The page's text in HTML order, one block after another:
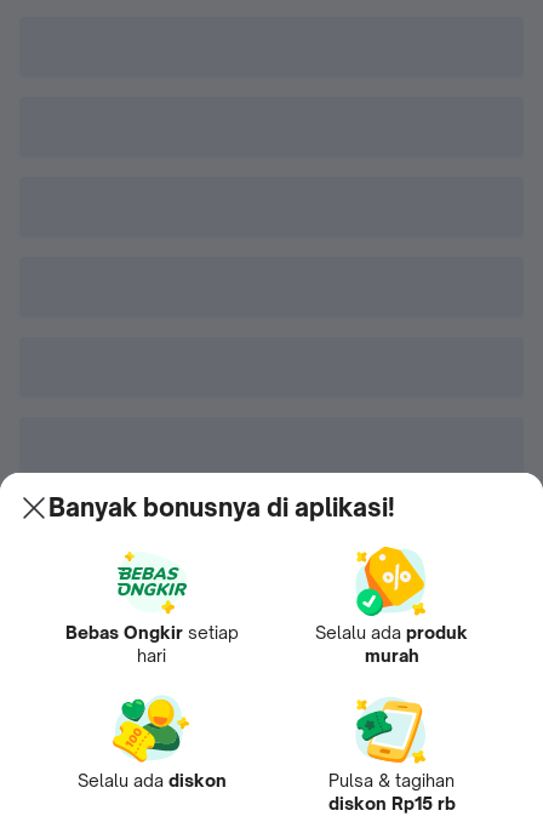
Banyak bonusnya di aplikasi!
Bebas Ongkir setiap
hari
Selalu ada produk
murah
Selalu ada diskon
Pulsa & tagihan
diskon Rp15 rb